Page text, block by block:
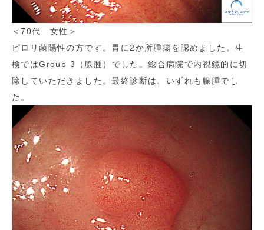
＜70代 女性＞
ピロリ菌陽性の方です。胃に2か所腫瘍を認めました。生
検ではGroup 3（腺腫）でした。総合病院で内視鏡的に切
除していただきました。最終診断は、いずれも腺腫でし
た。